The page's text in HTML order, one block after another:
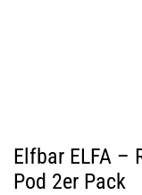
Elfbar ELFA –
Pod 2er Pack